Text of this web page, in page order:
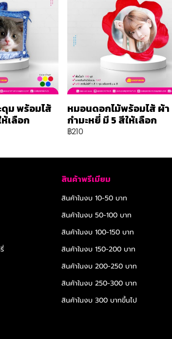
ม พร้อมไส้
เลือก
หมอนดอกไม้พร้อมไส้ ผ้า
กำมะหยี่ มี 5 สีให้เลือก
฿210
สินค้าพรีเมียม
สินค้าในงบ 10-50 บาท
สินค้าในงบ 50-100 บาท
สินค้าในงบ 100-150 บาท
สินค้าในงบ 150-200 บาท
สินค้าในงบ 200-250 บาท
สินค้าในงบ 250-300 บาท
สินค้าในงบ 300 บาทขึ้นไป